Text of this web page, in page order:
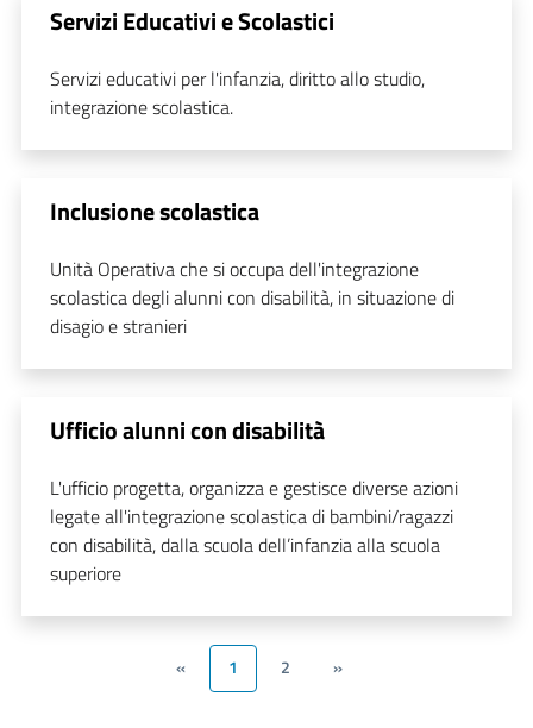
Servizi Educativi e Scolastici
Servizi educativi per l'infanzia, diritto allo studio,
integrazione scolastica.
Inclusione scolastica
Unità Operativa che si occupa dell'integrazione
scolastica degli alunni con disabilità, in situazione di
disagio e stranieri
Ufficio alunni con disabilità
L'ufficio progetta, organizza e gestisce diverse azioni
legate all'integrazione scolastica di bambini/ragazzi
con disabilità, dalla scuola dell’infanzia alla scuola
superiore
« 1 2 »